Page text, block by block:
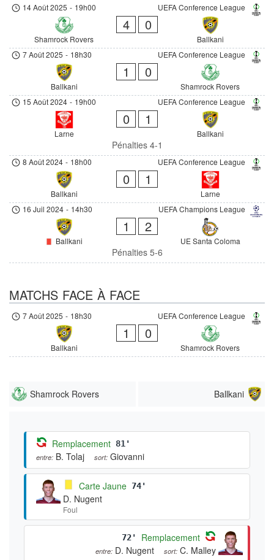
UEFA Conference League
14 Août 2025 - 19h00
Shamrock Rovers
4 0
Ballkani
UEFA Conference League
7 Août 2025 - 18h30
Ballkani
1 0
Shamrock Rovers
UEFA Conference League
15 Août 2024 - 19h00
Larne
0 1
Ballkani
Pénalties 4-1
UEFA Conference League
8 Août 2024 - 18h00
Ballkani
0 1
Larne
UEFA Champions League
16 Juil 2024 - 14h30
Ballkani
1 2
UE Santa Coloma
Pénalties 5-6
MATCHS FACE À FACE
UEFA Conference League
7 Août 2025 - 18h30
Ballkani
1 0
Shamrock Rovers
Shamrock Rovers Ballkani
Remplacement 81'
entre: B. Tolaj sort: Giovanni
Carte Jaune 74'
D. Nugent
Foul
72' Remplacement
entre: D. Nugent sort: C. Malley